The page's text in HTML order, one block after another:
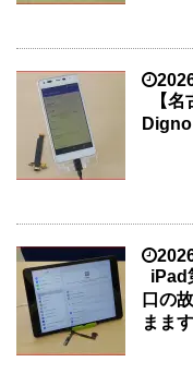
【
iPad
口の
まま